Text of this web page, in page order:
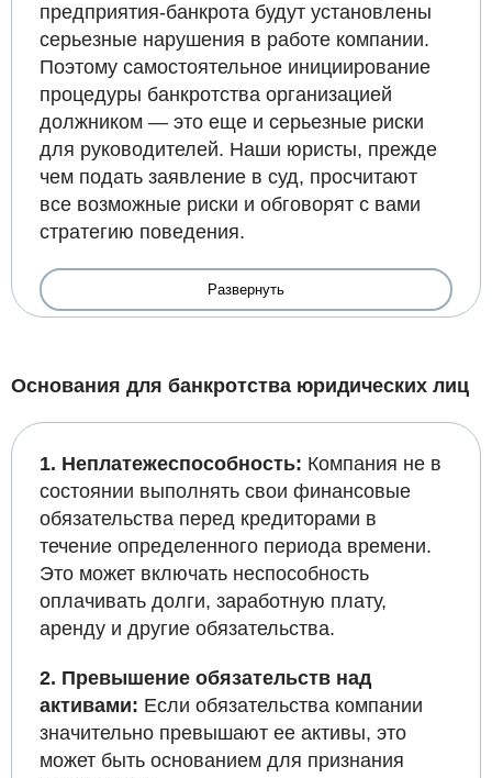
предприятия-банкрота будут установлены
серьезные нарушения в работе компании.
Поэтому самостоятельное инициирование
процедуры банкротства организацией
должником — это еще и серьезные риски
для руководителей. Наши юристы, прежде
чем подать заявление в суд, просчитают
все возможные риски и обговорят с вами
стратегию поведения.
Развернуть
Основания для банкротства юридических лиц
1. Неплатежеспособность: Компания не в
состоянии выполнять свои финансовые
обязательства перед кредиторами в
течение определенного периода времени.
Это может включать неспособность
оплачивать долги, заработную плату,
аренду и другие обязательства.
2. Превышение обязательств над
активами: Если обязательства компании
значительно превышают ее активы, это
может быть основанием для признания